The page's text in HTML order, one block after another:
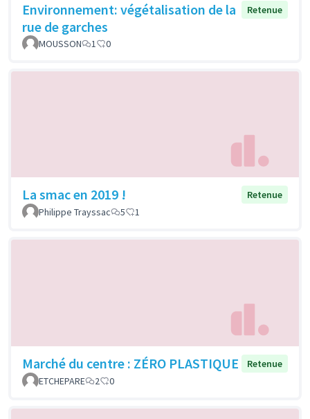
Environnement: végétalisation de la
rue de garches
Retenue
MOUSSON 1 0
La smac en 2019 !
Retenue
Philippe Trayssac
5 1
Marché du centre : ZÉRO PLASTIQUE
Retenue
ETCHEPARE
2 0